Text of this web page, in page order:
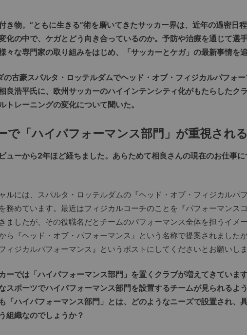
き物。“ともに生きる”術を磨いてきたサッカー界は、近年の過密日
化の中で、ケガとどう向き合っているのか。予防や治療を通じて選
々な専門家の取り組みをはじめ、「サッカーとケガ」の最新事情を追
古豪スパルタ・ロッテルダムでヘッド・オブ・フィジカルパフォー
良浩平氏に、欧州サッカーのハイインテンシティ化がもたらしたク
トレーニングの変化について聞いた。
で「ハイパフォーマンス部門」が重視され
ーから2年ほど経ちました。あらためて相良さんの現在のお仕事に
ルには、スパルタ・ロッテルダムの『ヘッド・オブ・フィジカルパ
務めています。最近はフィジカルコーチのことを『パフォーマンス
ましたが、その役職名だとチームのパフォーマンス全体を担うイメ
ら『ヘッド・オブ・パフォーマンス』という名称で提案されました
ィジカルパフォーマンス』というポストにしてくださいとお願いしま
では「ハイパフォーマンス部門」を置くクラブが増えてきていま
スポーツでハイパフォーマンス部門を設置するチームが見られるよ
「ハイパフォーマンス部門」とは、どのようなニーズで設置され、
組織なのでしょうか？